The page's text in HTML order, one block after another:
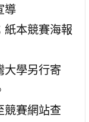
導
紙本競賽海報
大學另行寄
競賽網站查